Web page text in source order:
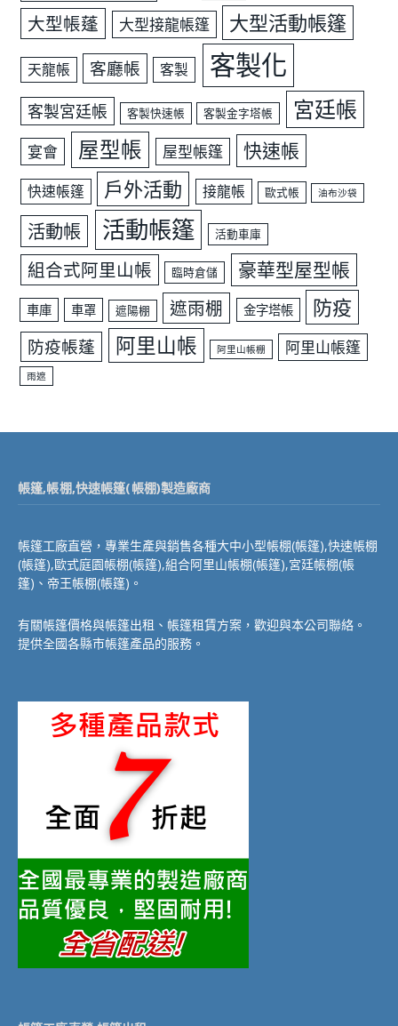
大型帳蓬 大型接龍帳篷 大型活動帳篷
天龍帳 客廳帳 客製 客製化
客製宮廷帳 客製快速帳 客製金字塔帳 宮廷帳
宴會 屋型帳 屋型帳篷 快速帳
快速帳篷 戶外活動 接龍帳 歐式帳 油布沙袋
活動帳 活動帳篷 活動車庫
組合式阿里山帳 臨時倉儲 豪華型屋型帳
車庫 車罩 遮陽棚 遮雨棚 金字塔帳 防疫
防疫帳蓬 阿里山帳 阿里山帳棚 阿里山帳篷
雨遮
帳篷,帳棚,快速帳篷(帳棚)製造廠商
帳篷工廠直營，專業生產與銷售各種大中小型帳棚(帳篷),快速帳棚
(帳篷),歐式庭園帳棚(帳篷),組合阿里山帳棚(帳篷),宮廷帳棚(帳
篷)、帝王帳棚(帳篷)。
有關帳篷價格與帳篷出租、帳篷租賃方案，歡迎與本公司聯絡。
提供全國各縣市帳篷產品的服務。